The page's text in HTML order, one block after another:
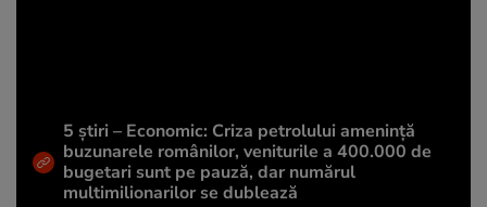
5 știri – Economic: Criza petrolului amenință
buzunarele românilor, veniturile a 400.000 de
bugetari sunt pe pauză, dar numărul
multimilionarilor se dublează